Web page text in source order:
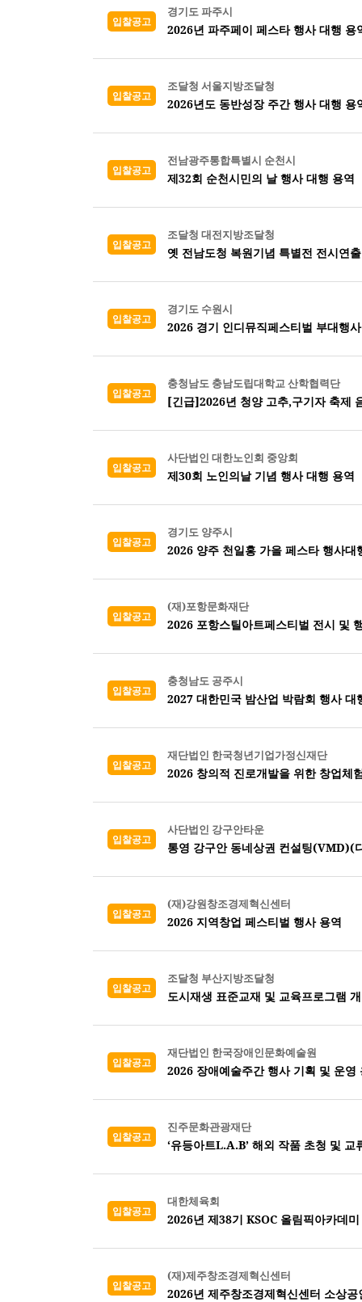
입찰공고
경기도 파주시
2026년 파주페이 페스타 행사 대행 용
입찰공고
조달청 서울지방조달청
2026년도 동반성장 주간 행사 대행 용
입찰공고
전남광주통합특별시 순천시
제32회 순천시민의 날 행사 대행 용역
입찰공고
조달청 대전지방조달청
옛 전남도청 복원기념 특별전 전시연
입찰공고
경기도 수원시
2026 경기 인디뮤직페스티벌 부대행
입찰공고
충청남도 충남도립대학교 산학협력단
[긴급]2026년 청양 고추,구기자 축제
입찰공고
사단법인 대한노인회 중앙회
제30회 노인의날 기념 행사 대행 용역
입찰공고
경기도 양주시
2026 양주 천일홍 가을 페스타 행사대
입찰공고
(재)포항문화재단
2026 포항스틸아트페스티벌 전시 및
입찰공고
충청남도 공주시
2027 대한민국 밤산업 박람회 행사 대
입찰공고
재단법인 한국청년기업가정신재단
2026 창의적 진로개발을 위한 창업체
입찰공고
사단법인 강구안타운
통영 강구안 동네상권 컨설팅(VMD)(
입찰공고
(재)강원창조경제혁신센터
2026 지역창업 페스티벌 행사 용역
입찰공고
조달청 부산지방조달청
도시재생 표준교재 및 교육프로그램
입찰공고
재단법인 한국장애인문화예술원
2026 장애예술주간 행사 기획 및 운영
입찰공고
진주문화관광재단
‘유등아트L.A.B’ 해외 작품 초청 및 교
입찰공고
대한체육회
2026년 제38기 KSOC 올림픽아카데
입찰공고
(재)제주창조경제혁신센터
2026년 제주창조경제혁신센터 소상